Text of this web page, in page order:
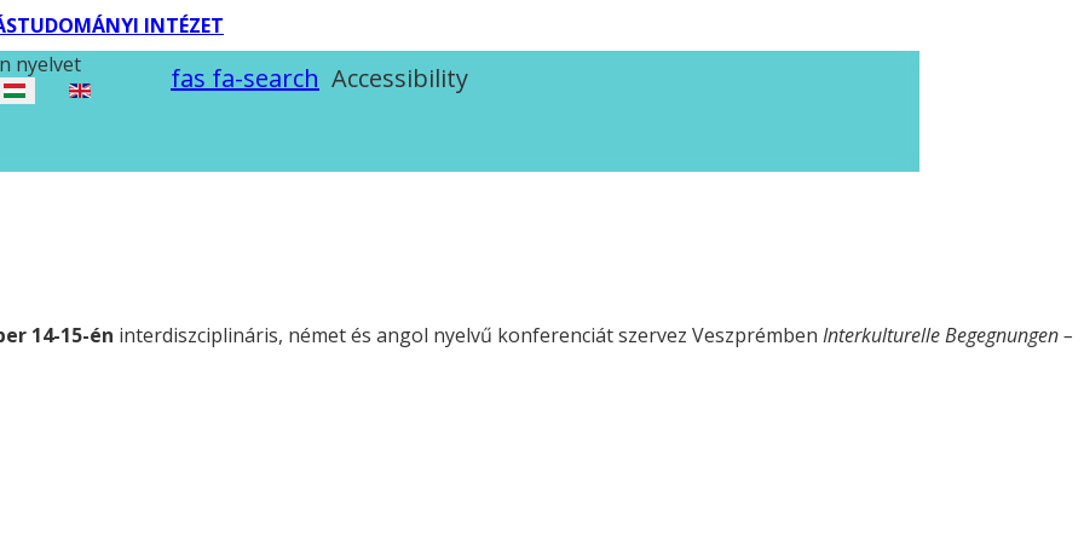
INTÉZET
nyelvet
fas fa-search Accessibility
14-15-én interdiszciplináris, német és angol nyelvű konferenciát szervez Veszprémben Interkulturelle Begegnungen –